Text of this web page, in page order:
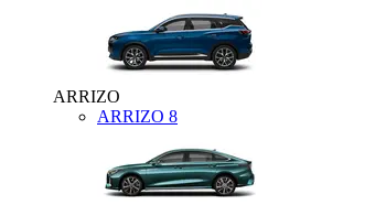
ARRIZO
ARRIZO 8